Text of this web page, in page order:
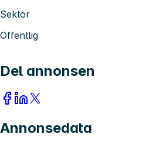
Sektor
Offentlig
Del annonsen
Annonsedata